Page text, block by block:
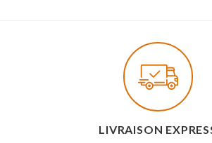
LIVRAISON